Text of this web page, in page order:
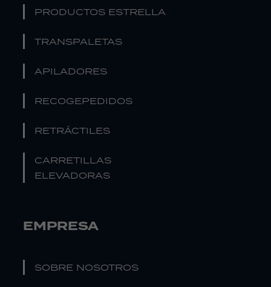
PRODUCTOS ESTRELLA
TRANSPALETAS
APILADORES
RECOGEPEDIDOS
RETRÁCTILES
CARRETILLAS
ELEVADORAS
EMPRESA
SOBRE NOSOTROS